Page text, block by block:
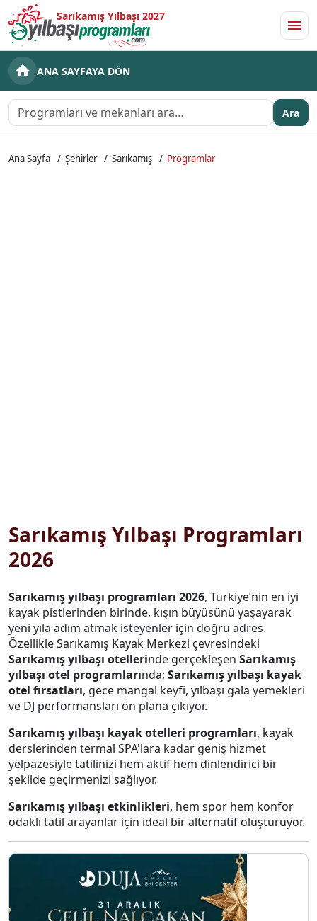
Sarıkamış Yılbaşı 2027
ANA SAYFAYA DÖN
Ara
Ana Sayfa Şehirler Sarıkamış Programlar
Sarıkamış Yılbaşı Programları
2026
Sarıkamış yılbaşı programları 2026, Türkiye’nin en iyi
kayak pistlerinden birinde, kışın büyüsünü yaşayarak
yeni yıla adım atmak isteyenler için doğru adres.
Özellikle Sarıkamış Kayak Merkezi çevresindeki
Sarıkamış yılbaşı otellerinde gerçekleşen Sarıkamış
yılbaşı otel programlarında; Sarıkamış yılbaşı kayak
otel fırsatları, gece mangal keyfi, yılbaşı gala yemekleri
ve DJ performansları ön plana çıkıyor.
Sarıkamış yılbaşı kayak otelleri programları, kayak
derslerinden termal SPA'lara kadar geniş hizmet
yelpazesiyle tatilinizi hem aktif hem dinlendirici bir
şekilde geçirmenizi sağlıyor.
Sarıkamış yılbaşı etkinlikleri, hem spor hem konfor
odaklı tatil arayanlar için ideal bir alternatif oluşturuyor.